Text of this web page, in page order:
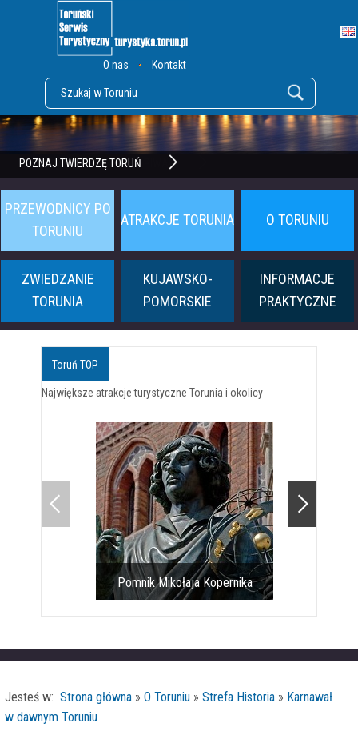
O nas Kontakt
POZNAJ TWIERDZĘ TORUŃ
PRZEWODNICY PO
TORUNIU
ATRAKCJE TORUNIA O TORUNIU
ZWIEDZANIE
TORUNIA
KUJAWSKO-
POMORSKIE
INFORMACJE
PRAKTYCZNE
Toruń TOP
Największe atrakcje turystyczne Torunia i okolicy
Pomnik Mikołaja Kopernika
Jesteś w: Strona główna » O Toruniu » Strefa Historia » Karnawał
w dawnym Toruniu